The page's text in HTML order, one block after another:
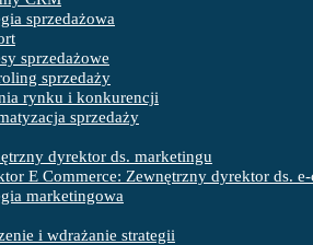
sprzedażowa
sprzedażowe
sprzedaży
rynku i konkurencji
sprzedaży
dyrektor ds. marketingu
E Commerce: Zewnętrzny dyrektor ds.
marketingowa
i wdrażanie strategii